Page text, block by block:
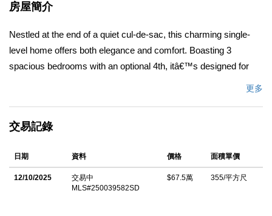
房屋簡介
Nestled at the end of a quiet cul-de-sac, this charming single-
level home offers both elegance and comfort. Boasting 3
spacious bedrooms with an optional 4th, itâ€™s designed for
flexible living. The soaring high ceilings create an open, airy feel,
pool featuring a serene water feature. A 3-car garage provides
offer energy efficiency, while highly-rated schools, including
Granite Oaks Middle School just a short walk away, add
convenience for families. A perfect blend of luxury, location, and
更多
交易記錄
日期 資料 價格 面積單價
12/10/2025
交易中
MLS#250039582SD
$67.5萬 355/平方尺